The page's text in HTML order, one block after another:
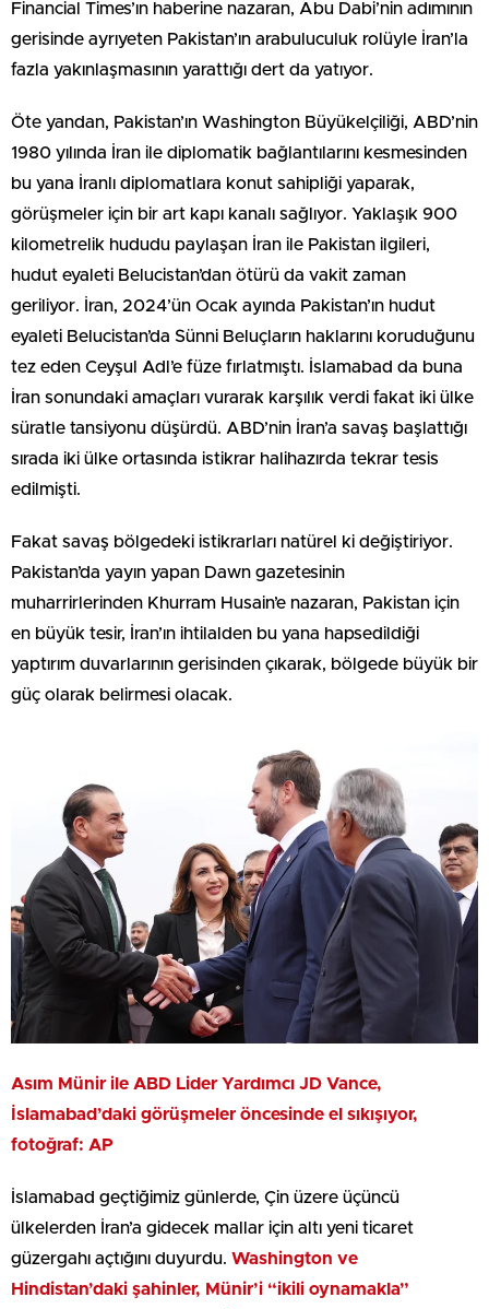
Financial Times’ın haberine nazaran, Abu Dabi’nin adımının
gerisinde ayrıyeten Pakistan’ın arabuluculuk rolüyle İran’la
fazla yakınlaşmasının yarattığı dert da yatıyor.
Öte yandan, Pakistan’ın Washington Büyükelçiliği, ABD’nin
1980 yılında İran ile diplomatik bağlantılarını kesmesinden
bu yana İranlı diplomatlara konut sahipliği yaparak,
görüşmeler için bir art kapı kanalı sağlıyor. Yaklaşık 900
kilometrelik hududu paylaşan İran ile Pakistan ilgileri,
hudut eyaleti Belucistan’dan ötürü da vakit zaman
geriliyor. İran, 2024’ün Ocak ayında Pakistan’ın hudut
eyaleti Belucistan’da Sünni Beluçların haklarını koruduğunu
tez eden Ceyşul Adl’e füze fırlatmıştı. İslamabad da buna
İran sonundaki amaçları vurarak karşılık verdi fakat iki ülke
süratle tansiyonu düşürdü. ABD’nin İran’a savaş başlattığı
sırada iki ülke ortasında istikrar halihazırda tekrar tesis
edilmişti.
Fakat savaş bölgedeki istikrarları natürel ki değiştiriyor.
Pakistan’da yayın yapan Dawn gazetesinin
muharrirlerinden Khurram Husain’e nazaran, Pakistan için
en büyük tesir, İran’ın ihtilalden bu yana hapsedildiği
yaptırım duvarlarının gerisinden çıkarak, bölgede büyük bir
güç olarak belirmesi olacak.
Asım Münir ile ABD Lider Yardımcı JD Vance,
İslamabad’daki görüşmeler öncesinde el sıkışıyor,
fotoğraf: AP
İslamabad geçtiğimiz günlerde, Çin üzere üçüncü
ülkelerden İran’a gidecek mallar için altı yeni ticaret
güzergahı açtığını duyurdu. Washington ve
Hindistan’daki şahinler, Münir’i “ikili oynamakla”